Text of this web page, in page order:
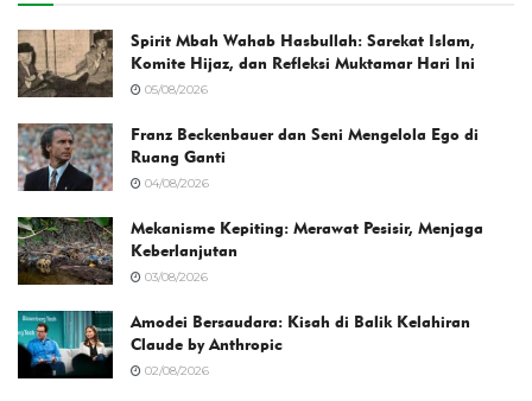
Spirit Mbah Wahab Hasbullah: Sarekat Islam,
Komite Hijaz, dan Refleksi Muktamar Hari Ini
05/08/2026
Franz Beckenbauer dan Seni Mengelola Ego di
Ruang Ganti
04/08/2026
Mekanisme Kepiting: Merawat Pesisir, Menjaga
Keberlanjutan
03/08/2026
Amodei Bersaudara: Kisah di Balik Kelahiran
Claude by Anthropic
02/08/2026